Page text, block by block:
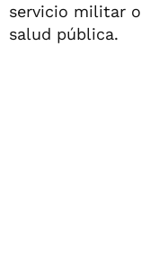
servicio militar
salud pública.